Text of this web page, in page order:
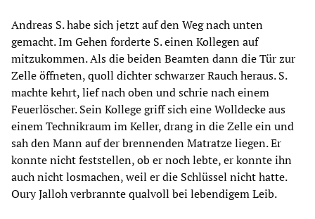
Andreas S. habe sich jetzt auf den Weg nach unten
gemacht. Im Gehen forderte S. einen Kollegen auf
mitzukommen. Als die beiden Beamten dann die Tür zur
Zelle öffneten, quoll dichter schwarzer Rauch heraus. S.
machte kehrt, lief nach oben und schrie nach einem
Feuerlöscher. Sein Kollege griff sich eine Wolldecke aus
einem Technikraum im Keller, drang in die Zelle ein und
sah den Mann auf der brennenden Matratze liegen. Er
konnte nicht feststellen, ob er noch lebte, er konnte ihn
auch nicht losmachen, weil er die Schlüssel nicht hatte.
Oury Jalloh verbrannte qualvoll bei lebendigem Leib.